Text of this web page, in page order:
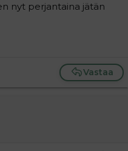
nyt perjantaina jätän
Vastaa